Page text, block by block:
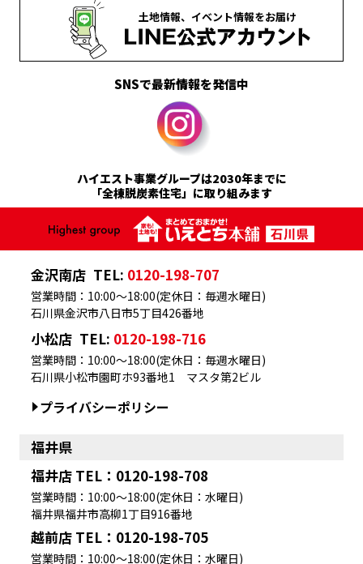
土地情報、 イベント情報をお届け
SNSで最新情報を発信中
ハイエスト事業グループは2030年までに
「全棟脱炭素住宅」に取り組みます
金沢南店 TEL: 0120-198-707
石川県金沢市八日市5丁目426番地
営業時間：10:00～18:00(定休日：毎週水曜日)
小松店 TEL: 0120-198-716
石川県小松市園町ホ93番地1 マスタ第2ビル
営業時間：10:00～18:00(定休日：毎週水曜日)
プライバシーポリシー
福井県
福井店 TEL：0120-198-708
営業時間：10:00～18:00(定休日：水曜日)
福井県福井市高柳1丁目916番地
越前店 TEL：0120-198-705
営業時間：10:00～18:00(定休日：水曜日)